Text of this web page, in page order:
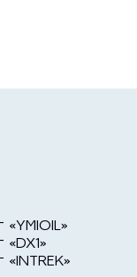
«YMIOIL»
«DX1»
«INTREK»